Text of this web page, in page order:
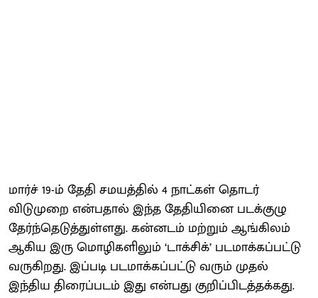
மார்ச் 19-ம் தேதி சமயத்தில் 4 நாட்கள் தொடர்
விடுமுறை என்பதால் இந்த தேதியினை படக்குழு
தேர்ந்தெடுத்துள்ளது. கன்னடம் மற்றும் ஆங்கிலம்
ஆகிய இரு மொழிகளிலும் ‘டாக்சிக்’ படமாக்கப்பட்டு
வருகிறது. இப்படி படமாக்கப்பட்டு வரும் முதல்
இந்திய திரைப்படம் இது என்பது குறிப்பிடத்தக்கது.